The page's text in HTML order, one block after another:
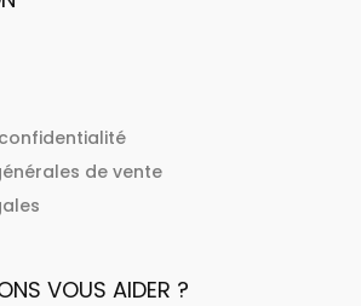
de vente
VOUS AIDER ?